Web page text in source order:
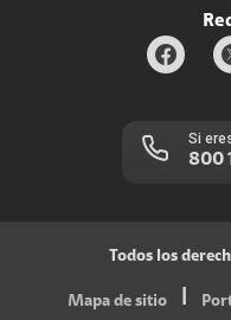
Si
800
Todos los
Mapa de sitio